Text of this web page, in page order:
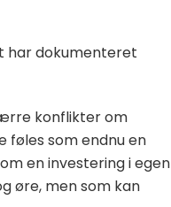
har dokumenteret
konflikter om
føles som endnu en
en investering i egen
øre, men som kan